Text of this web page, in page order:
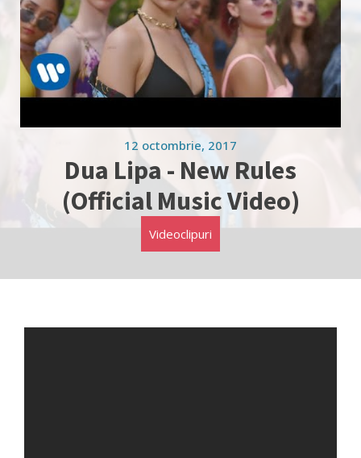
12 octombrie, 2017
Dua Lipa - New Rules
(Official Music Video)
Videoclipuri